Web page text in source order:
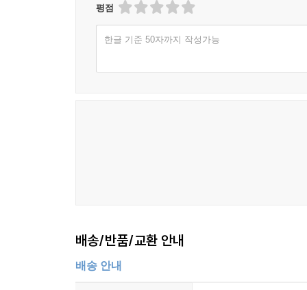
의사소통은 인간의 발명품이 아니다. 그것은
평점
한글 기준 50자까지 작성가능
배송/반품/교환 안내
배송 안내